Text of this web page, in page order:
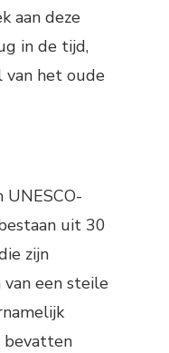
aan deze
in de tijd,
van het oude
uit 30
zijn
een steile
bevatten